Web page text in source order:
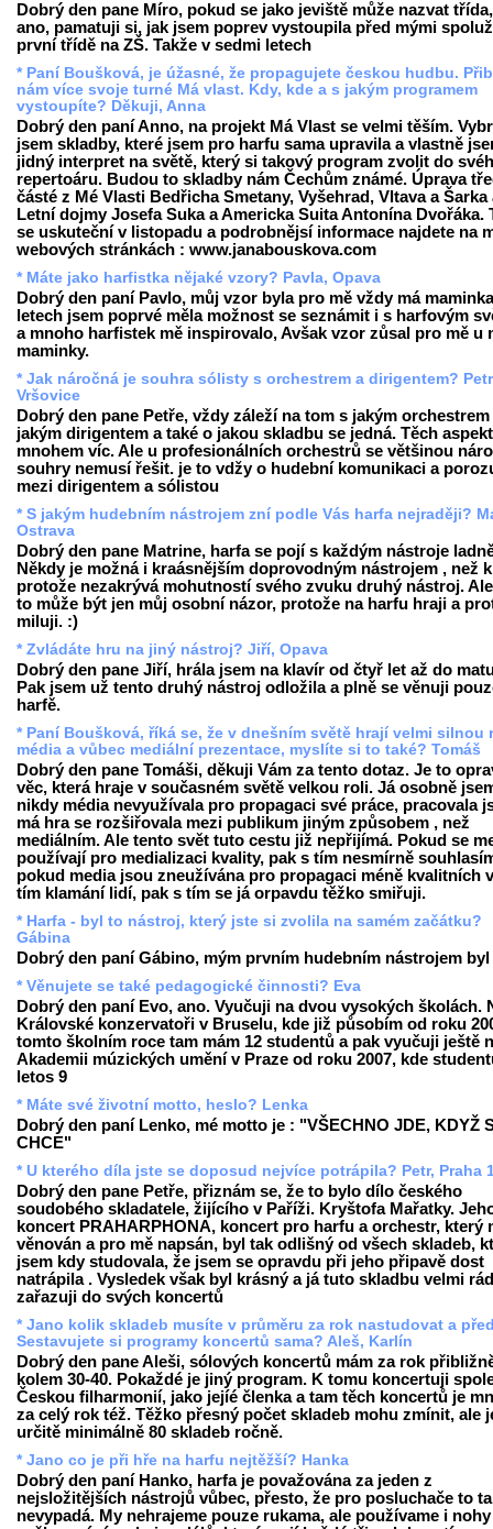
Dobrý den pane Míro, pokud se jako jeviště může nazvat
ano, pamatuji si, jak jsem poprev vystoupila před mými
první třídě na ZŠ. Takže v sedmi letech
* Paní Boušková, je úžasné, že propagujete českou hudbu.
nám více svoje turné Má vlast. Kdy, kde a s jakým programem
vystoupíte? Děkuji, Anna
Dobrý den paní Anno, na projekt Má Vlast se velmi těším.
jsem skladby, které jsem pro harfu sama upravila a vlastně
jidný interpret na světě, který si takový program zvolit do
repertoáru. Budou to skladby nám Čechům známé. Úprava
částé z Mé Vlasti Bedřicha Smetany, Vyšehrad, Vltava a Šarka
Letní dojmy Josefa Suka a Americka Suita Antonína Dvořáka.
se uskuteční v listopadu a podrobnějsí informace najdete na
webových stránkách : www.janabouskova.com
* Máte jako harfistka nějaké vzory? Pavla, Opava
Dobrý den paní Pavlo, můj vzor byla pro mě vždy má
letech jsem poprvé měla možnost se seznámit i s harfovým
a mnoho harfistek mě inspirovalo, Avšak vzor zůsal pro mě u
maminky.
* Jak náročná je souhra sólisty s orchestrem a dirigentem?
Vršovice
Dobrý den pane Petře, vždy záleží na tom s jakým orchestrem
jakým dirigentem a také o jakou skladbu se jedná. Těch
mnohem víc. Ale u profesionálních orchestrů se většinou
souhry nemusí řešit. je to vdžy o hudební komunikaci a
mezi dirigentem a sólistou
* S jakým hudebním nástrojem zní podle Vás harfa nejraději?
Ostrava
Dobrý den pane Matrine, harfa se pojí s každým nástroje
Někdy je možná i kraásnějším doprovodným nástrojem , než
protože nezakrývá mohutností svého zvuku druhý nástroj.
to může být jen můj osobní názor, protože na harfu hraji a
miluji. :)
* Zvládáte hru na jiný nástroj? Jiří, Opava
Dobrý den pane Jiří, hrála jsem na klavír od čtyř let až do
Pak jsem už tento druhý nástroj odložila a plně se věnuji
harfě.
* Paní Boušková, říká se, že v dnešním světě hrají velmi silnou
média a vůbec mediální prezentace, myslíte si to také? Tomáš
Dobrý den pane Tomáši, děkuji Vám za tento dotaz. Je to
věc, která hraje v současném světě velkou roli. Já osobně
nikdy média nevyužívala pro propagaci své práce, pracovala
má hra se rozšiřovala mezi publikum jiným způsobem , než
mediálním. Ale tento svět tuto cestu již nepřijímá. Pokud se
používají pro medializaci kvality, pak s tím nesmírně
pokud media jsou zneužívána pro propagaci méně kvalitních
tím klamání lidí, pak s tím se já orpavdu těžko smiřuji.
* Harfa - byl to nástroj, který jste si zvolila na samém začátku?
Gábina
Dobrý den paní Gábino, mým prvním hudebním nástrojem byl
* Věnujete se také pedagogické činnosti? Eva
Dobrý den paní Evo, ano. Vyučuji na dvou vysokých školách.
Královské konzervatoři v Bruselu, kde již působím od roku
tomto školním roce tam mám 12 studentů a pak vyučuji ještě
Akademii múzických umění v Praze od roku 2007, kde
letos 9
* Máte své životní motto, heslo? Lenka
Dobrý den paní Lenko, mé motto je : "VŠECHNO JDE, KDYŽ
CHCE"
* U kterého díla jste se doposud nejvíce potrápila? Petr, Praha
Dobrý den pane Petře, přiznám se, že to bylo dílo českého
soudobého skladatele, žijícího v Paříži. Kryštofa Mařatky.
koncert PRAHARPHONA, koncert pro harfu a orchestr, který
věnován a pro mě napsán, byl tak odlišný od všech skladeb,
jsem kdy studovala, že jsem se opravdu při jeho připavě dost
natrápila . Vysledek však byl krásný a já tuto skladbu velmi
zařazuji do svých koncertů
* Jano kolik skladeb musíte v průměru za rok nastudovat a
Sestavujete si programy koncertů sama? Aleš, Karlín
Dobrý den pane Aleši, sólových koncertů mám za rok
kolem 30-40. Pokaždé je jiný program. K tomu koncertuji
Českou filharmonií, jako jejíé členka a tam těch koncertů je
za celý rok též. Těžko přesný počet skladeb mohu zmínit, ale
určitě minimálně 80 skladeb ročně.
* Jano co je při hře na harfu nejtěžší? Hanka
Dobrý den paní Hanko, harfa je považována za jeden z
nejsložitějších nástrojů vůbec, přesto, že pro posluchače to
nevypadá. My nehrajeme pouze rukama, ale používame i